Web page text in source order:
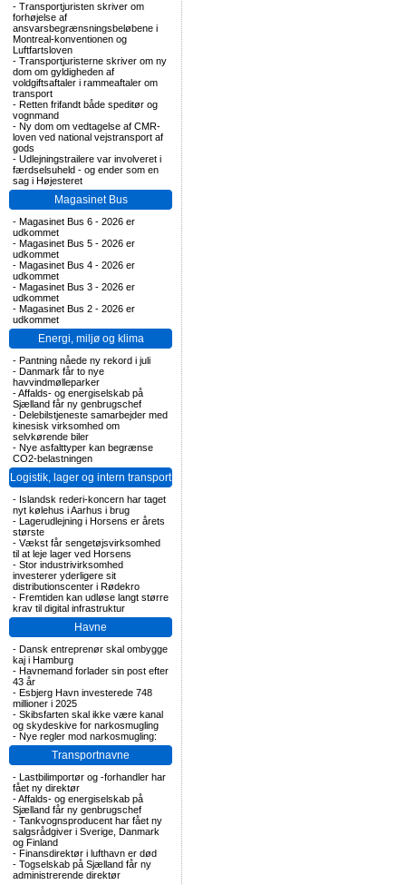
- Transportjuristen skriver om
forhøjelse af
ansvarsbegrænsningsbeløbene i
Montreal-konventionen og
Luftfartsloven
- Transportjuristerne skriver om ny
dom om gyldigheden af
voldgiftsaftaler i rammeaftaler om
transport
- Retten frifandt både speditør og
vognmand
- Ny dom om vedtagelse af CMR-
loven ved national vejstransport af
gods
- Udlejningstrailere var involveret i
færdselsuheld - og ender som en
sag i Højesteret
Magasinet Bus
- Magasinet Bus 6 - 2026 er
udkommet
- Magasinet Bus 5 - 2026 er
udkommet
- Magasinet Bus 4 - 2026 er
udkommet
- Magasinet Bus 3 - 2026 er
udkommet
- Magasinet Bus 2 - 2026 er
udkommet
Energi, miljø og klima
- Pantning nåede ny rekord i juli
- Danmark får to nye
havvindmølleparker
-Affalds- og energiselskab på
Sjælland får ny genbrugschef
- Delebilstjeneste samarbejder med
kinesisk virksomhed om
selvkørende biler
- Nye asfalttyper kan begrænse
CO2-belastningen
Logistik, lager og intern transport
- Islandsk rederi-koncern har taget
nyt kølehus i Aarhus i brug
- Lagerudlejning i Horsens er årets
største
- Vækst får sengetøjsvirksomhed
til at leje lager ved Horsens
- Stor industrivirksomhed
investerer yderligere sit
distributionscenter i Rødekro
- Fremtiden kan udløse langt større
krav til digital infrastruktur
Havne
- Dansk entreprenør skal ombygge
kaj i Hamburg
- Havnemand forlader sin post efter
43 år
- Esbjerg Havn investerede 748
millioner i 2025
- Skibsfarten skal ikke være kanal
og skydeskive for narkosmugling
- Nye regler mod narkosmugling:
Transportnavne
- Lastbilimportør og -forhandler har
fået ny direktør
-Affalds- og energiselskab på
Sjælland får ny genbrugschef
- Tankvognsproducent har fået ny
salgsrådgiver i Sverige, Danmark
og Finland
- Finansdirektør i lufthavn er død
- Togselskab på Sjælland får ny
administrerende direktør